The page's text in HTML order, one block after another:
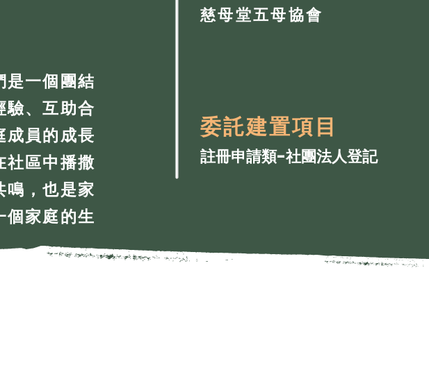
慈母堂五母協會
是一個團結
驗、互助合
成員的成長
社區中播撒
鳴，也是家
個家庭的生
委託建置項目
​註冊申請類-社團法人登記